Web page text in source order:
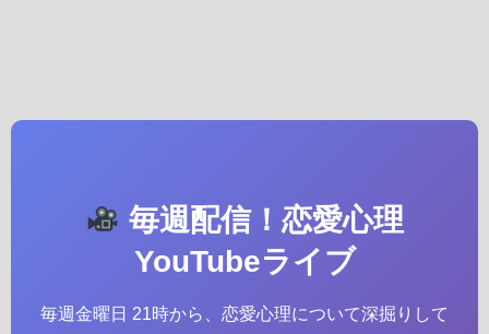
毎週配信！恋愛心理
YouTubeライブ
毎週金曜日 21時から、恋愛心理について深掘りして